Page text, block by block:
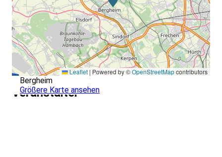
Leaflet | Powered by ©OpenStreetMapcontributors
Bergheim
Größere Karte ansehen
Veranstalter